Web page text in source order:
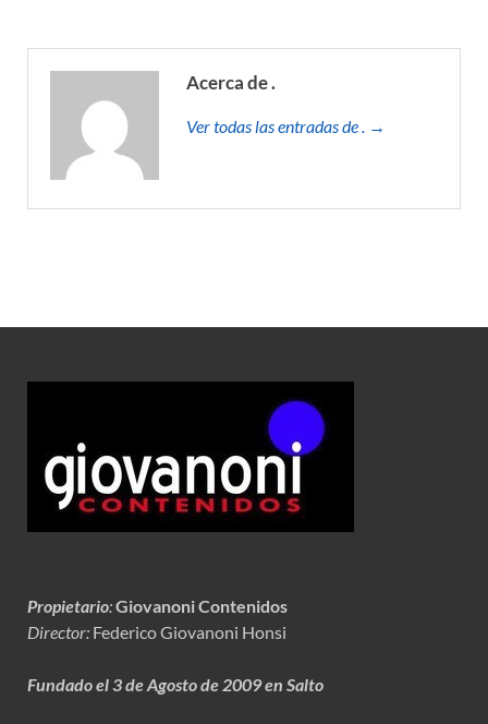
Acerca de .
Ver todas las entradas de . →
Propietario:Giovanoni Contenidos
Director: Federico Giovanoni Honsi
Fundado el 3 de Agosto de 2009 en Salto